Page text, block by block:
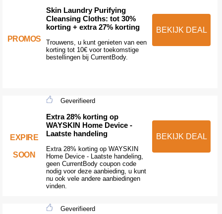
PROMOS
Skin Laundry Purifying
Cleansing Cloths: tot 30%
korting + extra 27% korting
Trouwens, u kunt genieten van een
korting tot 10€ voor toekomstige
bestellingen bij CurrentBody.
BEKIJK DEAL
EXPIRE
SOON
Geverifieerd
Extra 28% korting op
WAYSKIN Home Device -
Laatste handeling
Extra 28% korting op WAYSKIN
Home Device - Laatste handeling,
geen CurrentBody coupon code
nodig voor deze aanbieding, u kunt
nu ook vele andere aanbiedingen
vinden.
BEKIJK DEAL
Geverifieerd